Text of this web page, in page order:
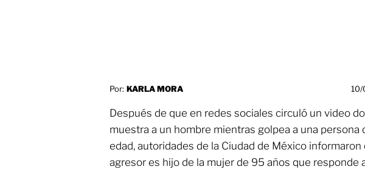
Por: KARLA MORA 10/
Después de que en redes sociales circuló un video
muestra a un hombre mientras golpea a una persona
edad, autoridades de la Ciudad de México informaron
agresor es hijo de la mujer de 95 años que responde